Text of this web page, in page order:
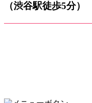
（渋谷駅徒歩5分）